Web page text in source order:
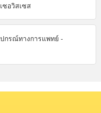
ซอวิสเซส
กรณ์ทางการแพทย์ -